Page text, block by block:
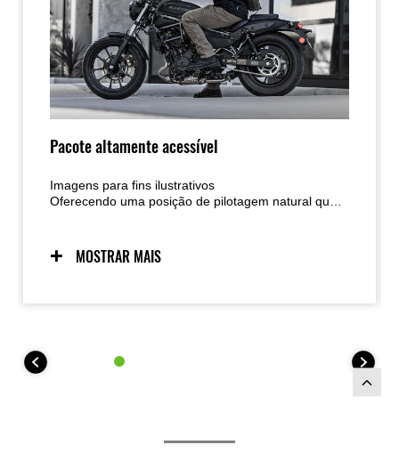
Pacote altamente acessível
Imagens para fins ilustrativos
Oferecendo uma posição de pilotagem natural que
você se senta nela. Seu peso leve e boa
centralização de massa fazem com que o trabalho
MOSTRAR MAIS